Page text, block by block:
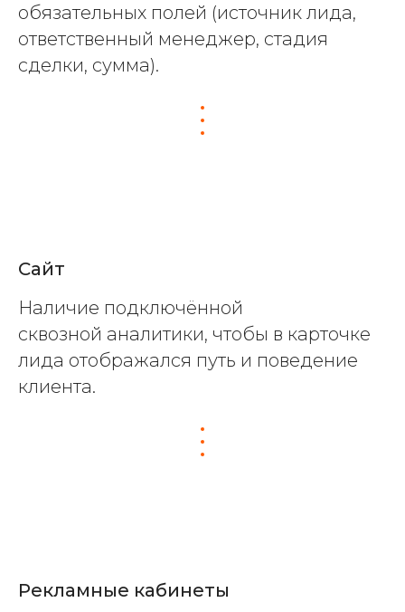
обязательных полей (источник лида,
ответственный менеджер, стадия
сделки, сумма).
Сайт
Наличие подключённой
сквозной аналитики, чтобы в карточке
лида отображался путь и поведение
клиента.
Рекламные кабинеты